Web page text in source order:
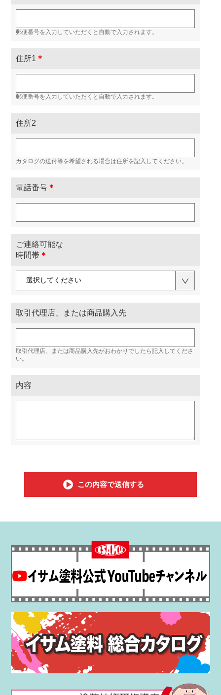
郵便番号を入力していただくと自動で入力されます。
住所1 ＊
郵便番号を入力していただくと自動で入力されます。
住所2
カタログの送付等を希望される場合は住所を記入してください。
電話番号 ＊
ご連絡可能な
時間帯 ＊
取引代理店、または商品購入先
取引代理店、または商品購入先がおわかりでしたら記入してくださ
い。
内容